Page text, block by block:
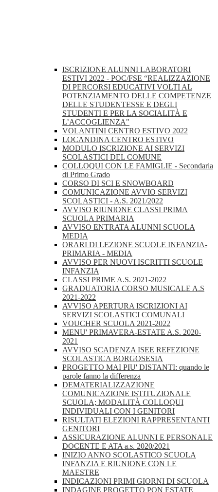
ISCRIZIONE ALUNNI LABORATORI
ESTIVI 2022 - POC/FSE “REALIZZAZIONE
DI PERCORSI EDUCATIVI VOLTI AL
POTENZIAMENTO DELLE COMPETENZE
DELLE STUDENTESSE E DEGLI
STUDENTI E PER LA SOCIALITÀ E
L’ACCOGLIENZA"
VOLANTINI CENTRO ESTIVO 2022
LOCANDINA CENTRO ESTIVO
MODULO ISCRIZIONE AI SERVIZI
SCOLASTICI DEL COMUNE
COLLOQUI CON LE FAMIGLIE - Secondaria
di Primo Grado
CORSO DI SCI E SNOWBOARD
COMUNICAZIONE AVVIO SERVIZI
SCOLASTICI - A.S. 2021/2022
AVVISO RIUNIONE CLASSI PRIMA
SCUOLA PRIMARIA
AVVISO ENTRATA ALUNNI SCUOLA
MEDIA
ORARI DI LEZIONE SCUOLE INFANZIA-
PRIMARIA - MEDIA
AVVISO PER NUOVI ISCRITTI SCUOLE
INFANZIA
CLASSI PRIME A.S. 2021-2022
GRADUATORIA CORSO MUSICALE A.S
2021-2022
AVVISO APERTURA ISCRIZIONI AI
SERVIZI SCOLASTICI COMUNALI
VOUCHER SCUOLA 2021-2022
MENU' PRIMAVERA-ESTATE A.S. 2020-
2021
AVVISO SCADENZA ISEE REFEZIONE
SCOLASTICA BORGOSESIA
PROGETTO MAI PIU' DISTANTI: quando le
parole fanno la differenza
DEMATERIALIZZAZIONE
COMUNICAZIONE ISTITUZIONALE
SCUOLA; MODALITÀ COLLOQUI
INDIVIDUALI CON I GENITORI
RISULTATI ELEZIONI RAPPRESENTANTI
GENITORI
ASSICURAZIONE ALUNNI E PERSONALE
DOCENTE E ATA a.s. 2020/2021
INIZIO ANNO SCOLASTICO SCUOLA
INFANZIA E RIUNIONE CON LE
MAESTRE
INDICAZIONI PRIMI GIORNI DI SCUOLA
INDAGINE PROGETTO PON ESTATE